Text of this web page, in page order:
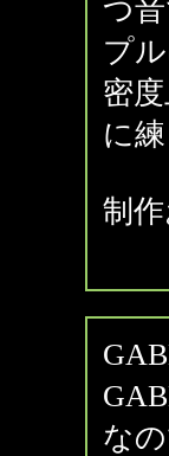
つ
プ
密
に
制
な